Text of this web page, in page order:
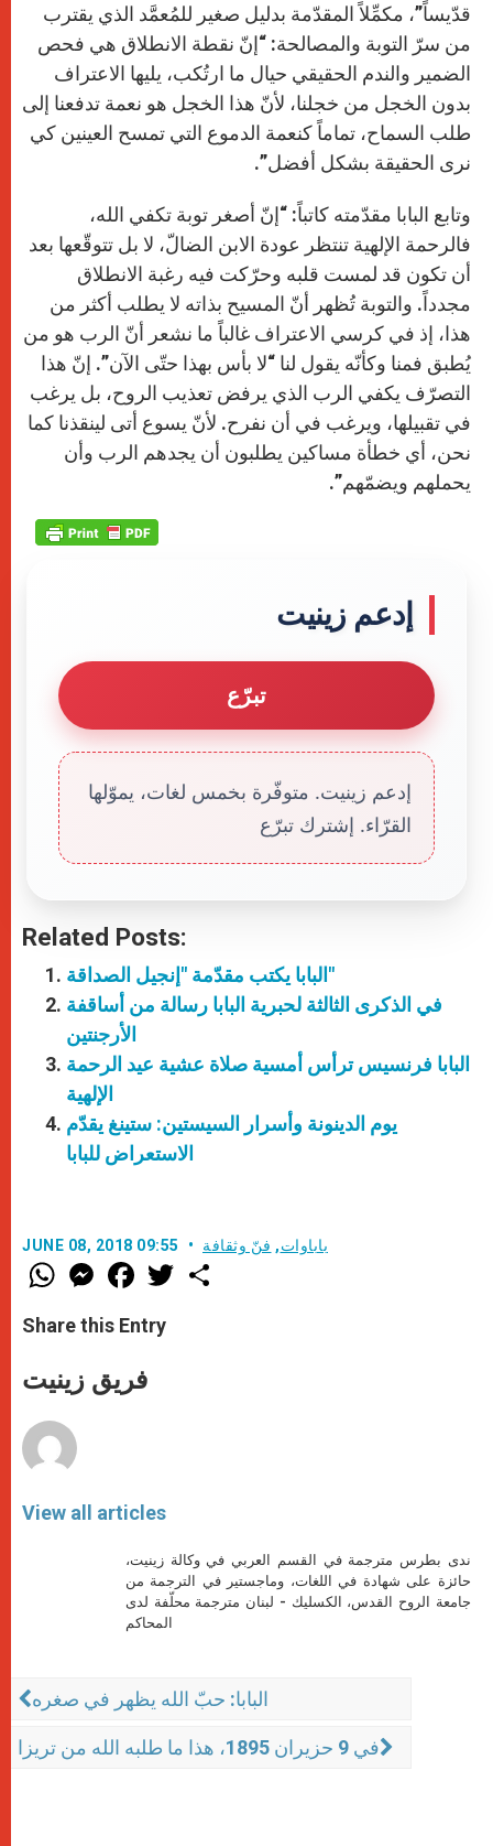
قدّيساً”، مكمِّلاً المقدّمة بدليل صغير للمُعمَّد الذي يقترب
من سرّ التوبة والمصالحة: “إنّ نقطة الانطلاق هي فحص
الضمير والندم الحقيقي حيال ما ارتُكب، يليها الاعتراف
بدون الخجل من خجلنا، لأنّ هذا الخجل هو نعمة تدفعنا إلى
طلب السماح، تماماً كنعمة الدموع التي تمسح العينين كي
نرى الحقيقة بشكل أفضل”.
وتابع البابا مقدّمته كاتباً: “إنّ أصغر توبة تكفي الله،
فالرحمة الإلهية تنتظر عودة الابن الضالّ، لا بل تتوقّعها بعد
أن تكون قد لمست قلبه وحرّكت فيه رغبة الانطلاق
مجدداً. والتوبة تُظهر أنّ المسيح بذاته لا يطلب أكثر من
هذا، إذ في كرسي الاعتراف غالباً ما نشعر أنّ الرب هو من
يُطبق فمنا وكأنّه يقول لنا “لا بأس بهذا حتّى الآن”. إنّ هذا
التصرّف يكفي الرب الذي يرفض تعذيب الروح، بل يرغب
في تقبيلها، ويرغب في أن نفرح. لأنّ يسوع أتى لينقذنا كما
نحن، أي خطأة مساكين يطلبون أن يجدهم الرب وأن
يحملهم ويضمّهم”.
إدعم زينيت
تبرّع
إدعم زينيت. متوفّرة بخمس لغات، يموّلها
القرّاء. إشترك تبرّع
Related Posts:
البابا يكتب مقدّمة "إنجيل الصداقة"
في الذكرى الثالثة لحبرية البابا رسالة من أساقفة
الأرجنتين
البابا فرنسيس ترأس أمسية صلاة عشية عيد الرحمة
الإلهية
يوم الدينونة وأسرار السيستين: ستينغ يقدّم
الاستعراض للبابا
JUNE 08, 2018 09:55 باباوات, فنّ وثقافة
W
h
t
s
p
p
M
e
s
e
g
e
F
a
e
b
o
k
w
Share this Entry
فريق زينيت
View all articles
ندى بطرس مترجمة في القسم العربي في وكالة زينيت،
حائزة على شهادة في اللغات، وماجستير في الترجمة من
جامعة الروح القدس، الكسليك - لبنان مترجمة محلّفة لدى
المحاكم
البابا: حبّ الله يظهر في صغره
في 9 حزيران 1895، هذا ما طلبه الله من تريزا